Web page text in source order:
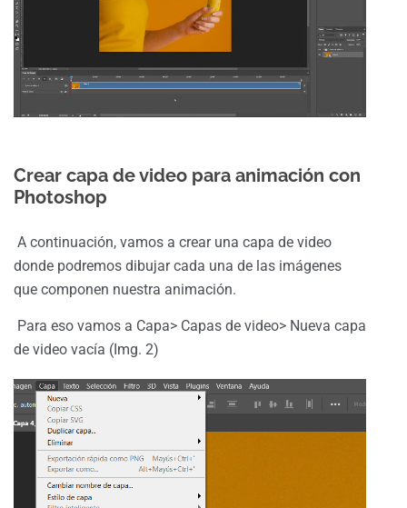
Crear capa de video para animación con
Photoshop
A continuación, vamos a crear una capa de video
donde podremos dibujar cada una de las imágenes
que componen nuestra animación.
Para eso vamos a Capa> Capas de video> Nueva capa
de video vacía (Img. 2)